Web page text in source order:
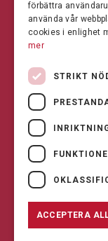
Andrésen Maskin
Nuntorp 301
464 64 Brålanda
Mejl: Se flik längst
förbättra
använda vår
cookies i enlighet
mer
STRIKT
ACCEPTERA